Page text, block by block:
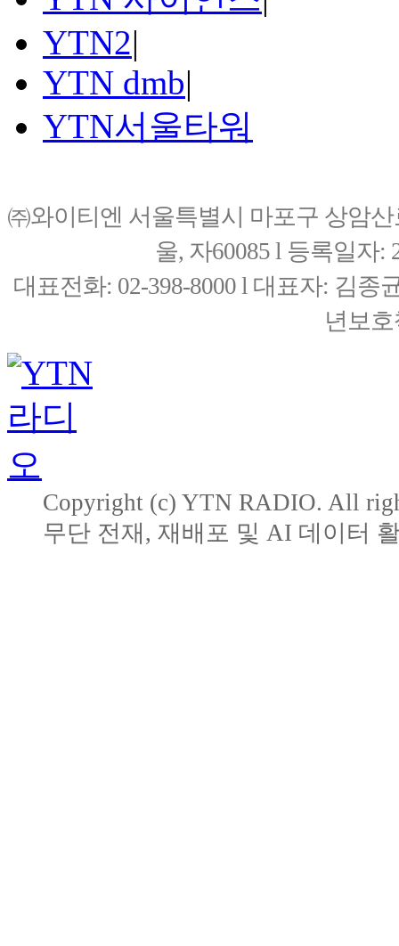
YTN2|
YTN dmb|
YTN서울타워
㈜와이티엔 서울특별시 마포구 상암
울, 자60085 l 등록일자:
대표전화: 02-398-8000 l 대표자: 김종
년보
Copyright (c) YTN RADIO. All
무단 전재, 재배포 및 AI 데이터